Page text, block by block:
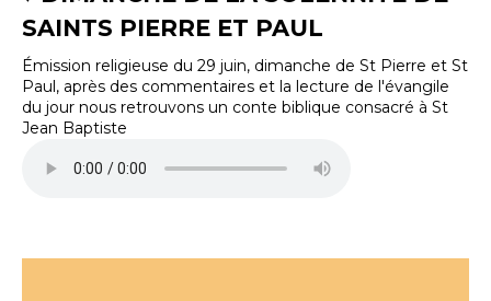
SAINTS PIERRE ET PAUL
Émission religieuse du 29 juin, dimanche de St Pierre et St
Paul, après des commentaires et la lecture de l'évangile
du jour nous retrouvons un conte biblique consacré à St
Jean Baptiste